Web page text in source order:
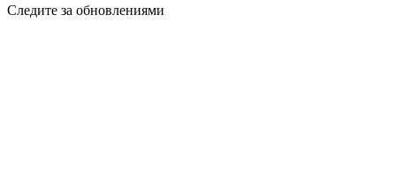
Следите за обновлениями